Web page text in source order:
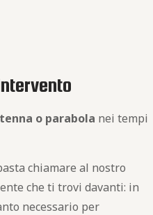
o parabola nei tempi
chiamare al nostro
che ti trovi davanti: in
necessario per